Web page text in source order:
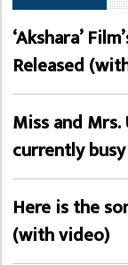
‘Akshara’
Released
Miss and
currently
Here is the
(with video)